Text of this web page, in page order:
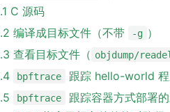
C 源码
编译成目标文件（不带
-g ）
查看目标文件（ objdump/
bpftrace
跟踪 hello-world
bpftrace
跟踪容器方式部署